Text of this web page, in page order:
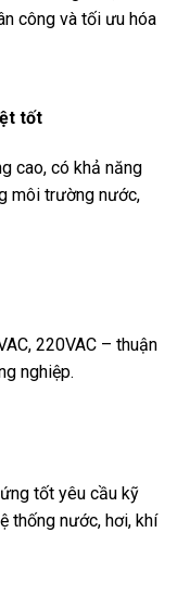
công và tối ưu hóa
tốt
cao, có khả năng
môi trường nước,
220VAC – thuận
nghiệp.
tốt yêu cầu kỹ
thống nước, hơi, khí